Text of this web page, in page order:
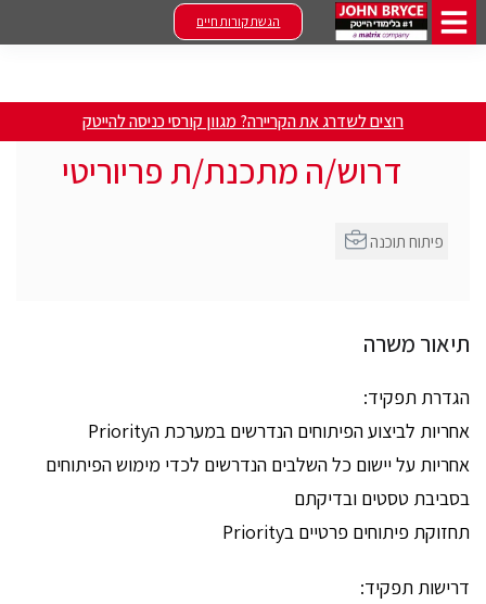
הגשת קורות חיים
רוצים לשדרג את הקריירה? מגוון קורסי כניסה להייטק
דרוש/ה מתכנת/ת פריוריטי
תיאור משרה
הגדרת תפקיד:
אחריות לביצוע הפיתוחים הנדרשים במערכת הPriority
אחריות על יישום כל השלבים הנדרשים לכדי מימוש הפיתוחים
בסביבת טסטים ובדיקתם
תחזוקת פיתוחים פרטיים בPriority
דרישות תפקיד: